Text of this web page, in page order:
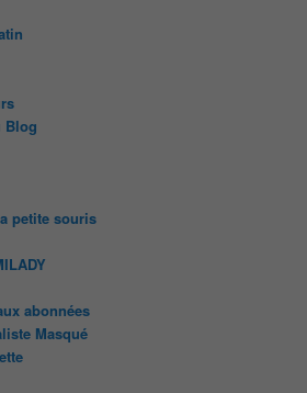
Blog
petite souris
abonnées
Masqué